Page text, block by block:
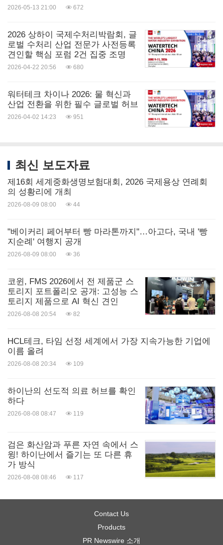
2026-05-13 21:00 672
2026 상하이 국제수처리박람회, 글
로벌 수처리 산업 전문가 사전등록
견인할 핵심 포럼 2건 집중 조명
2026-04-22 20:56 680
워터테크 차이나 2026: 물 혁신과
산업 전환을 위한 필수 글로벌 허브
2026-04-02 14:23 951
최신 보도자료
제16회 세계중화생명보험대회, 2026 국제용상 연례회
의 성황리에 개최
2026-08-09 08:00 44
"베이커리 페어부터 빵 마라톤까지"…아고다, 국내 '빵
지순례' 여행지 공개
2026-08-09 08:00 36
코윈, FMS 2026에서 전 제품군 스
토리지 포트폴리오 공개: 고성능 스
토리지 제품으로 AI 혁신 견인
2026-08-08 20:54 82
HCL테크, 타임 선정 세계에서 가장 지속가능한 기업에
이름 올려
2026-08-08 20:34 109
하이난의 선도적 의료 허브를 확인
하다
2026-08-08 08:47 119
검은 화산암과 푸른 자연 속에서 스
윙! 하이난에서 즐기는 또 다른 휴
가 방식
2026-08-08 08:46 117
Contact Us
Products
PR Newswire 소개